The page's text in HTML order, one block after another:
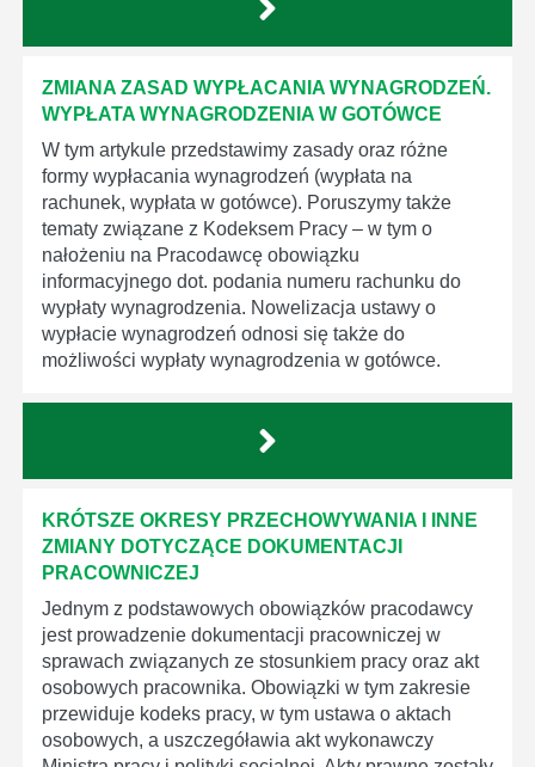
ZMIANA ZASAD WYPŁACANIA WYNAGRODZEŃ.
WYPŁATA WYNAGRODZENIA W GOTÓWCE
W tym artykule przedstawimy zasady oraz różne
formy wypłacania wynagrodzeń (wypłata na
rachunek, wypłata w gotówce). Poruszymy także
tematy związane z Kodeksem Pracy – w tym o
nałożeniu na Pracodawcę obowiązku
informacyjnego dot. podania numeru rachunku do
wypłaty wynagrodzenia. Nowelizacja ustawy o
wypłacie wynagrodzeń odnosi się także do
możliwości wypłaty wynagrodzenia w gotówce.
KRÓTSZE OKRESY PRZECHOWYWANIA I INNE
ZMIANY DOTYCZĄCE DOKUMENTACJI
PRACOWNICZEJ
Jednym z podstawowych obowiązków pracodawcy
jest prowadzenie dokumentacji pracowniczej w
sprawach związanych ze stosunkiem pracy oraz akt
osobowych pracownika. Obowiązki w tym zakresie
przewiduje kodeks pracy, w tym ustawa o aktach
osobowych, a uszczegóławia akt wykonawczy